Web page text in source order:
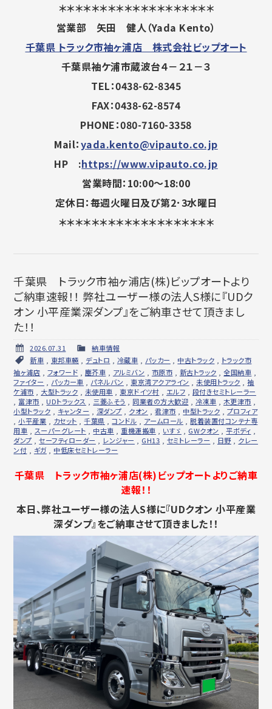
＊＊＊＊＊＊＊＊＊＊＊＊＊＊＊＊＊＊＊
営業部 矢田 健人（Yada Kento）
千葉県 トラック市袖ヶ浦店 株式会社ビップオート
千葉県袖ケ浦市蔵波台４－２１－３
TEL：0438-62-8345
FAX：0438-62-8574
PHONE：080-7160-3358
Mail：yada.kento@vipauto.co.jp
HP :https://www.vipauto.co.jp
営業時間：10:00～18:00
定休日：毎週火曜日及び第2･3水曜日
＊＊＊＊＊＊＊＊＊＊＊＊＊＊＊＊＊＊＊
千葉県 トラック市袖ヶ浦店(株)ビップオートより
ご納車速報！！ 弊社ユーザー様の法人S様に『UDク
オン 小平産業深ダンプ』をご納車させて頂きまし
た！！
2026.07.31
納車情報
新車 , 東邦車輛 , デュトロ , 冷蔵車 , パッカー , 中古トラック , トラック市
袖ヶ浦店 , フォワード , 塵芥車 , アルミバン , 市原市 , 新古トラック ,全国納車 ,
ファイター ,パッカー車 ,パネルバン , 東京湾アクアライン ,未使用トラック ,袖
ケ浦市 , 大型トラック , 未使用車 , 東京ドイツ村 , エルフ , 段付きセミトレーラー
, 富津市 , UDトラックス , 三菱ふそう , 同業者の方大歓迎 , 冷凍車 , 木更津市 ,
小型トラック , キャンター , 深ダンプ , クオン ,君津市 , 中型トラック , プロフィア
,小平産業 , カセット ,千葉県 ,コンドル , アームロール ,脱着装置付コンテナ専
用車 , スーパーグレート , 中古車 ,重機運搬車 , いすゞ , GWクオン ,平ボディ ,
ダンプ ,セーフティローダー , レンジャー , GH13 , セミトレーラー , 日野 , クレー
ン付 , ギガ , 中低床セミトレーラー
千葉県 トラック市袖ヶ浦店(株)ビップオートよりご納車
速報！！
本日、弊社ユーザー様の法人S様に『UDクオン 小平産業
深ダンプ』をご納車させて頂きました！！